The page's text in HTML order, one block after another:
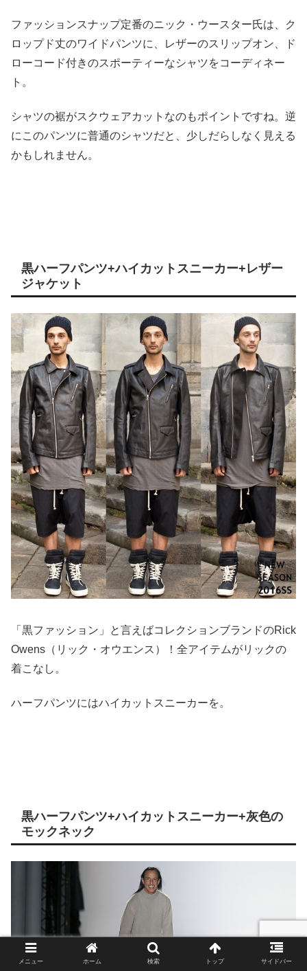
ファッションスナップ定番のニック・ウースター氏は、ク
ロップド丈のワイドパンツに、レザーのスリップオン、ド
ローコード付きのスポーティーなシャツをコーディネー
ト。
シャツの裾がスクウェアカットなのもポイントですね。逆
にこのパンツに普通のシャツだと、少しだらしなく見える
かもしれません。
黒ハーフパンツ+ハイカットスニーカー+レザー
ジャケット
「黒ファッション」と言えばコレクションブランドのRick
Owens（リック・オウエンス）！全アイテムがリックの
着こなし。
ハーフパンツにはハイカットスニーカーを。
黒ハーフパンツ+ハイカットスニーカー+灰色の
モックネック
メニュー ホーム 検索 トップ サイドバー